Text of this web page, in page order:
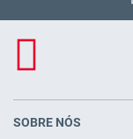
SOBRE NÓS